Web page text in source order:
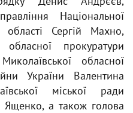
Національної
області Сергій Махно,
обласної прокуратури
обласної
України Валентина
міської ради
Ященко, а також голова